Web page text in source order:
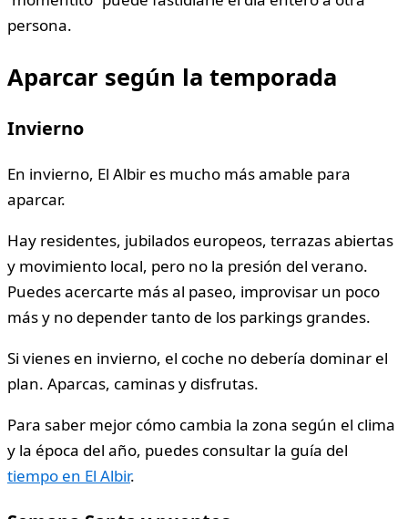
persona.
Aparcar según la temporada
Invierno
En invierno, El Albir es mucho más amable para
aparcar.
Hay residentes, jubilados europeos, terrazas abiertas
y movimiento local, pero no la presión del verano.
Puedes acercarte más al paseo, improvisar un poco
más y no depender tanto de los parkings grandes.
Si vienes en invierno, el coche no debería dominar el
plan. Aparcas, caminas y disfrutas.
Para saber mejor cómo cambia la zona según el clima
y la época del año, puedes consultar la guía del
tiempo en El Albir.